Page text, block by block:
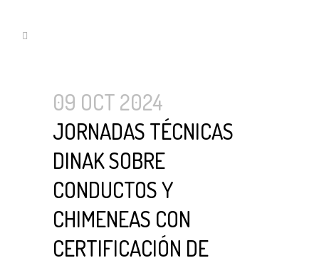
09 OCT 2024
JORNADAS TÉCNICAS
DINAK SOBRE
CONDUCTOS Y
CHIMENEAS CON
CERTIFICACIÓN DE